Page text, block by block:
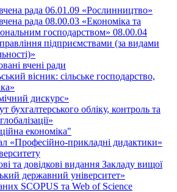
рада 06.01.09 «Рослинництво»
рада 08.00.03 «Економіка та
господарством» 08.00.04
підприємствами (за видами
вчені ради
вісник: сільське господарство,
дискурс»
бухгалтерського обліку, контроль та
економіка"
«Професійно-прикладні дидактики»
та довідкові видання Закладу вищої
державний університет»
SCOPUS та Web of Science